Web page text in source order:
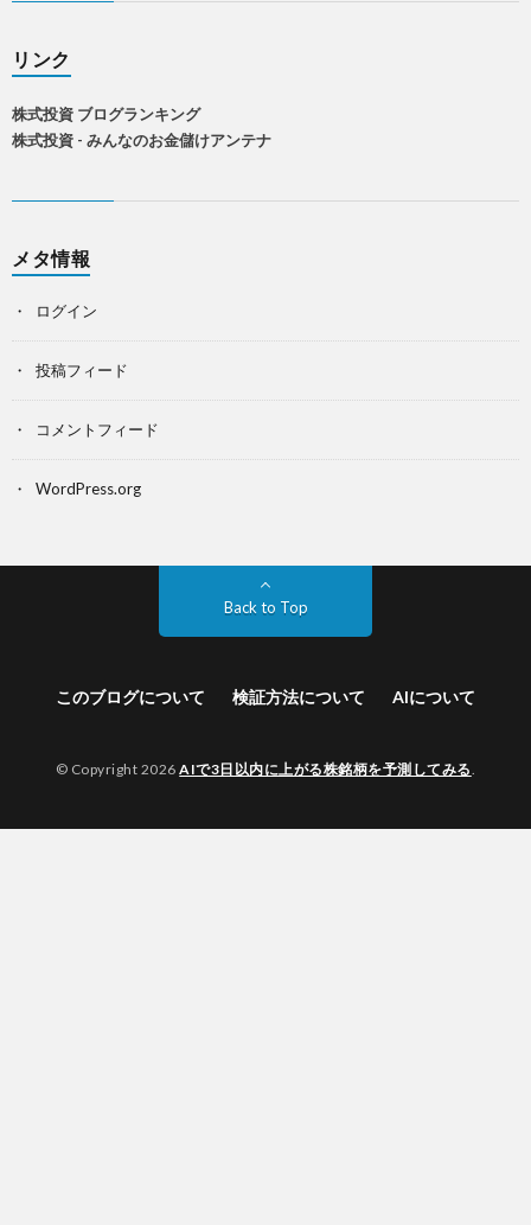
リンク
株式投資 ブログランキング
株式投資 - みんなのお金儲けアンテナ
メタ情報
ログイン
投稿フィード
コメントフィード
WordPress.org
Back to Top
このブログについて 検証方法について AIについて
© Copyright 2026AIで3日以内に上がる株銘柄を予測してみる.